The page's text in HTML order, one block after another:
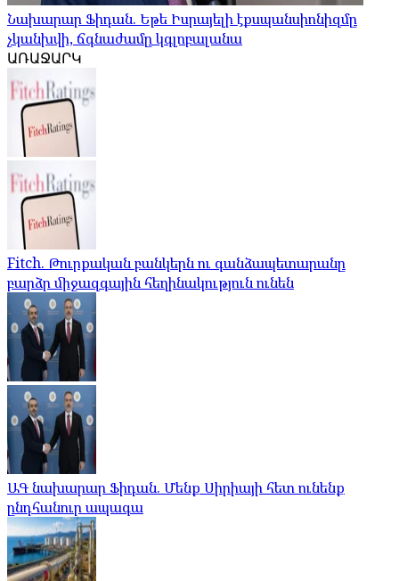
Նախարար Ֆիդան. Եթե Իսրայելի էքսպանսիոնիզմը
չկանխվի, ճգնաժամը կգլոբալանա
ԱՌԱՋԱՐԿ
Fitch. Թուրքական բանկերն ու գանձապետարանը
բարձր միջազգային հեղինակություն ունեն
ԱԳ նախարար Ֆիդան. Մենք Սիրիայի հետ ունենք
ընդհանուր ապագա